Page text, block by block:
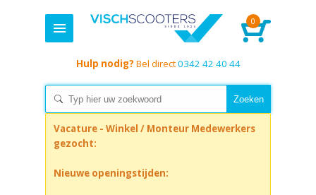
0
Hulp nodig? Bel direct0342 42 40 44
Vacature - Winkel / Monteur Medewerkers
gezocht:
Nieuwe openingstijden: